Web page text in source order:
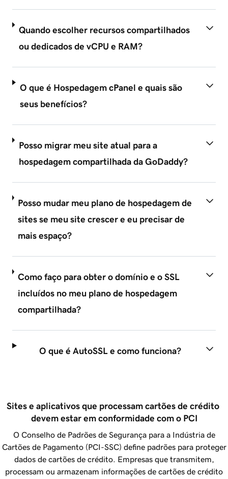
Quando escolher recursos compartilhados
ou dedicados de vCPU e RAM?
O que é Hospedagem cPanel e quais são
seus benefícios?
Posso migrar meu site atual para a
hospedagem compartilhada da GoDaddy?
Posso mudar meu plano de hospedagem de
sites se meu site crescer e eu precisar de
mais espaço?
Como faço para obter o domínio e o SSL
incluídos no meu plano de hospedagem
compartilhada?
O que é AutoSSL e como funciona?
Sites e aplicativos que processam cartões de crédito
devem estar em conformidade com o PCI
O Conselho de Padrões de Segurança para a Indústria de
Cartões de Pagamento (PCI-SSC) define padrões para proteger
dados de cartões de crédito. Empresas que transmitem,
processam ou armazenam informações de cartões de crédito